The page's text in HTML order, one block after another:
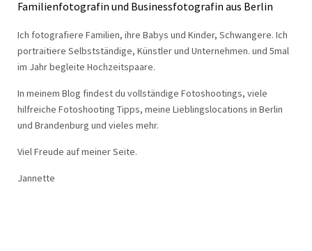
Familienfotografin und Businessfotografin aus Berlin
Ich fotografiere Familien, ihre Babys und Kinder, Schwangere. Ich
portraitiere Selbstständige, Künstler und Unternehmen. und 5mal
im Jahr begleite Hochzeitspaare.
In meinem Blog findest du vollständige Fotoshootings, viele
hilfreiche Fotoshooting Tipps, meine Lieblingslocations in Berlin
und Brandenburg und vieles mehr.
Viel Freude auf meiner Seite.
Jannette